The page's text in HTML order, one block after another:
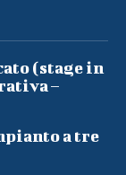
(stage in
–
a tre